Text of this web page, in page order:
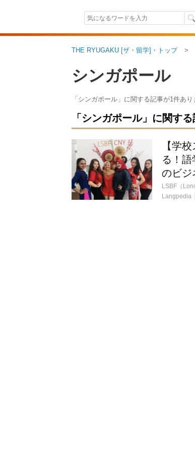
THE RYUGAKU [ザ・留学]・トップ
シンガポール
「シンガポール」に関する記事が1件あり
「シンガポール」に関す
【学
る！
のビジ
Langpedia